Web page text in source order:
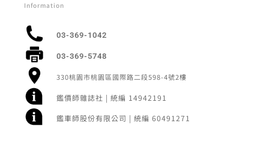
Information
03-369-1042
03-369-5748
330桃園市桃園區國際路二段598-4號2樓
鑑價師雜誌社 | 統編 14942191
鑑車師股份有限公司 | 統編 60491271